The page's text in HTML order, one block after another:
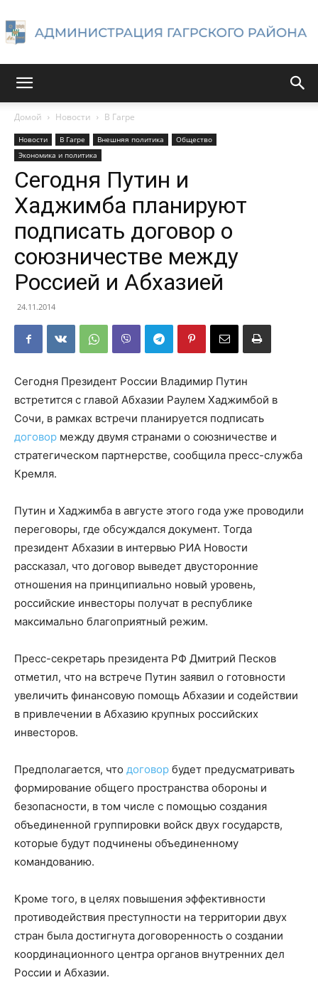
Гагрского
района
Домой Новости В Гагре
Новости В Гагре Внешняя политика
Общество
Экономика и политика
Сегодня Путин и
Хаджимба планируют
подписать договор о
союзничестве между
Россией и Абхазией
24.11.2014
Сегодня Президент России Владимир Путин
встретится с главой Абхазии Раулем Хаджимбой в
Сочи, в рамках встречи планируется подписать
договор между двумя странами о союзничестве и
стратегическом партнерстве, сообщила пресс-служба
Кремля.
Путин и Хаджимба в августе этого года уже проводили
переговоры, где обсуждался документ. Тогда
президент Абхазии в интервью РИА Новости
рассказал, что договор выведет двусторонние
отношения на принципиально новый уровень,
российские инвесторы получат в республике
максимально благоприятный режим.
Пресс-секретарь президента РФ Дмитрий Песков
отметил, что на встрече Путин заявил о готовности
увеличить финансовую помощь Абхазии и содействии
в привлечении в Абхазию крупных российских
инвесторов.
Предполагается, что договор будет предусматривать
формирование общего пространства обороны и
безопасности, в том числе с помощью создания
объединенной группировки войск двух государств,
которые будут подчинены объединенному
командованию.
Кроме того, в целях повышения эффективности
противодействия преступности на территории двух
стран была достигнута договоренность о создании
координационного центра органов внутренних дел
России и Абхазии.